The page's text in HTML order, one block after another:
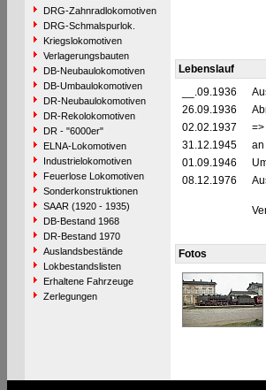
DRG-Zahnradlokomotiven
DRG-Schmalspurlok.
Kriegslokomotiven
Verlagerungsbauten
DB-Neubaulokomotiven
DB-Umbaulokomotiven
DR-Neubaulokomotiven
DR-Rekolokomotiven
DR - "6000er"
ELNA-Lokomotiven
Industrielokomotiven
Feuerlose Lokomotiven
Sonderkonstruktionen
SAAR (1920 - 1935)
DB-Bestand 1968
DR-Bestand 1970
Auslandsbestände
Lokbestandslisten
Erhaltene Fahrzeuge
Zerlegungen
Lebenslauf
__.09.1936
26.09.1936
02.02.1937
31.12.1945
an
01.09.1946
08.12.1976
Fotos